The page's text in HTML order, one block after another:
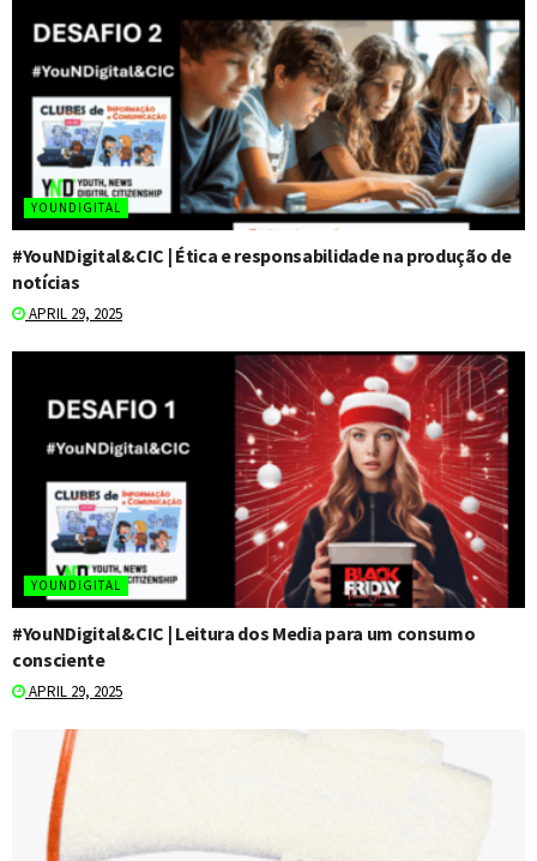
YOUNDIGITAL
#YouNDigital&CIC | Ética e responsabilidade na produção de
notícias
APRIL 29, 2025
YOUNDIGITAL
#YouNDigital&CIC | Leitura dos Media para um consumo
consciente
APRIL 29, 2025